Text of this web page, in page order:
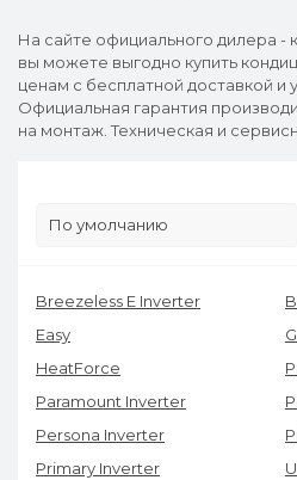
На сайте официального дилера -
вы можете выгодно купить
ценам с бесплатной доставкой и
Официальная гарантия
на монтаж. Техническая и
Breezeless E Inverter
Easy
HeatForce
Paramount Inverter
Persona Inverter
Primary Inverter